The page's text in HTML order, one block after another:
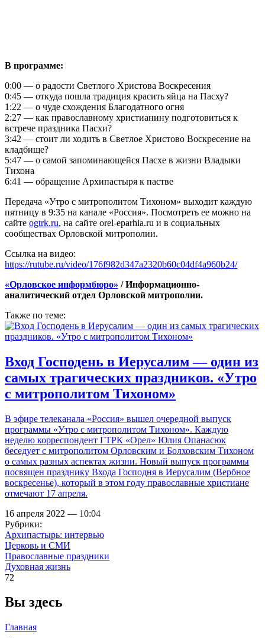
В программе:
0:00 — о радости Светлого Христова Воскресения
0:45 — откуда пошла традиция красить яйца на Пасху?
1:22 — о чуде схождения Благодатного огня
2:27 — как православному христианину подготовиться к
встрече праздника Пасхи?
3:42 — стоит ли ходить в Светлое Христово Воскресение на
кладбище?
5:47 — о самой запоминающейся Пасхе в жизни Владыки
Тихона
6:41 — обращение Архипастыря к пастве
Передача «Утро с митрополитом Тихоном» выходит каждую
пятницу в 9:35 на канале «Россия». Посмотреть ее можно на
сайте ogtrk.ru, на сайте orel-eparhia.ru и в социальных
сообществах Орловской митрополии.
Ссылка на видео:
https://rutube.ru/video/176f982d347a2320b60c04df4a960b24/
«Орловское информбюро» / Информационно-
аналитический отдел Орловской митрополии.
Также по теме:
Вход Господень в Иерусалим — один из
самых трагических праздников. «Утро
с митрополитом Тихоном»
В эфире телеканала «Россия» вышел очередной выпуск
программы «Утро с митрополитом Тихоном». Каждую
неделю корреспондент ГТРК «Орел» Юлия Опанасюк
беседует с митрополитом Орловским и Болховским Тихоном
о самых разных аспектах жизни. Новый выпуск программы
посвящен празднику Входа Господня в Иерусалим (Вербное
воскресенье), который в этом году православные христиане
отмечают 17 апреля.
16 апреля 2022 — 10:04
Рубрики:
Архипастырь: интервью
Церковь и СМИ
Православные праздники
Духовная жизнь
72
Вы здесь
Главная